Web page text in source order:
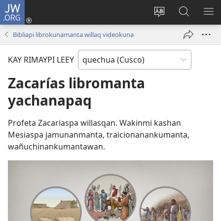
JW.ORG
Direccionpi
Sutiykiwan
jaykuy
nueva
JW.ORG
nisqapi
maskhay
Bibliapi librokunamanta willaq videokuna
KAY RIMAYPI LEEY
Zacarías libromanta
yachanapaq
Profeta Zacariaspa willasqan. Wakinmi kashan
Mesiaspa jamunanmanta, traicionanankumanta,
wañuchinankumantawan.